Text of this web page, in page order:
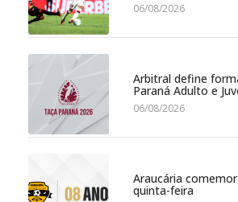
06/08/2026
Arbitral define
Paraná Adulto e
06/08/2026
Araucária
quinta-feira